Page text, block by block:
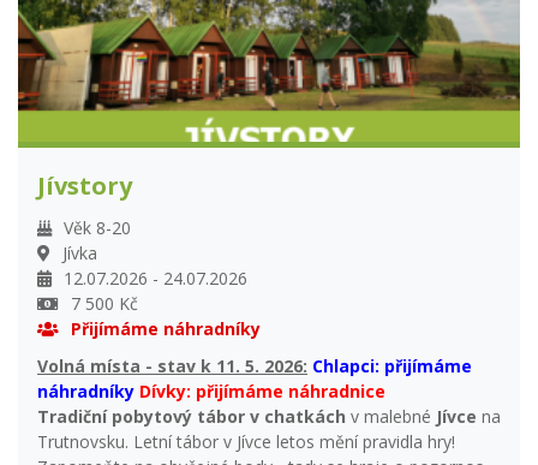
Jívstory
Věk 8-20
Jívka
12.07.2026 - 24.07.2026
7 500 Kč
Přijímáme náhradníky
Volná místa - stav k 11. 5. 2026: Chlapci: přijímáme
náhradníky Dívky: přijímáme náhradnice
Tradiční pobytový tábor v chatkách v malebné Jívce na
Trutnovsku. Letní tábor v Jívce letos mění pravidla hry!